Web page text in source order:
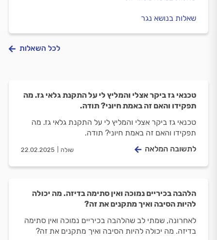
שאלות בנושא נגר
לכל השאלות
טכנאי גז ביקר אצלי והמליץ לי על התקנת גלאי גז. מה
תפקידו והאם זה באמת חיוני? תודה.
טכנאי גז ביקר אצלי והמליץ לי על התקנת גלאי גז. מה
תפקידו והאם זה באמת חיוני? תודה.
שולה 22.02.2025 לתשובה המלאה
הלהבה בכיריים נמוכה ואין סתימה בדיזה. מה יכולה
להיות הסיבה ואיך מתקנים את זה?
לאחרונה, שמתי לב שהלהבה בכיריים נמוכה ואין סתימה
בדיזה. מה יכולה להיות הסיבה ואיך מתקנים את זה?